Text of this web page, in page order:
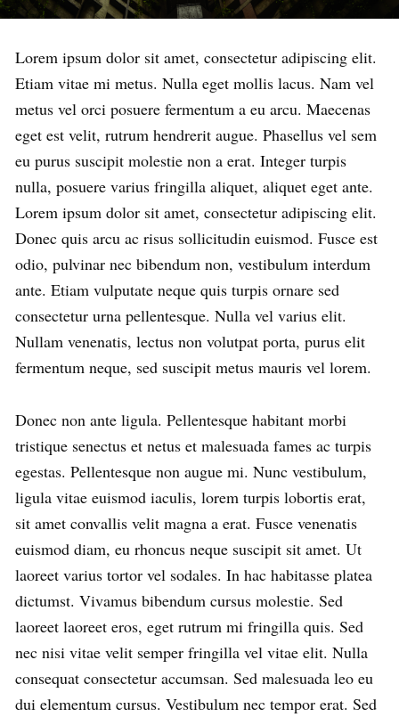
Lorem ipsum dolor sit amet, consectetur adipiscing elit.
Etiam vitae mi metus. Nulla eget mollis lacus. Nam vel
metus vel orci posuere fermentum a eu arcu. Maecenas
eget est velit, rutrum hendrerit augue. Phasellus vel sem
eu purus suscipit molestie non a erat. Integer turpis
nulla, posuere varius fringilla aliquet, aliquet eget ante.
Lorem ipsum dolor sit amet, consectetur adipiscing elit.
Donec quis arcu ac risus sollicitudin euismod. Fusce est
odio, pulvinar nec bibendum non, vestibulum interdum
ante. Etiam vulputate neque quis turpis ornare sed
consectetur urna pellentesque. Nulla vel varius elit.
Nullam venenatis, lectus non volutpat porta, purus elit
fermentum neque, sed suscipit metus mauris vel lorem.
Donec non ante ligula. Pellentesque habitant morbi
tristique senectus et netus et malesuada fames ac turpis
egestas. Pellentesque non augue mi. Nunc vestibulum,
ligula vitae euismod iaculis, lorem turpis lobortis erat,
sit amet convallis velit magna a erat. Fusce venenatis
euismod diam, eu rhoncus neque suscipit sit amet. Ut
laoreet varius tortor vel sodales. In hac habitasse platea
dictumst. Vivamus bibendum cursus molestie. Sed
laoreet laoreet eros, eget rutrum mi fringilla quis. Sed
nec nisi vitae velit semper fringilla vel vitae elit. Nulla
consequat consectetur accumsan. Sed malesuada leo eu
dui elementum cursus. Vestibulum nec tempor erat. Sed